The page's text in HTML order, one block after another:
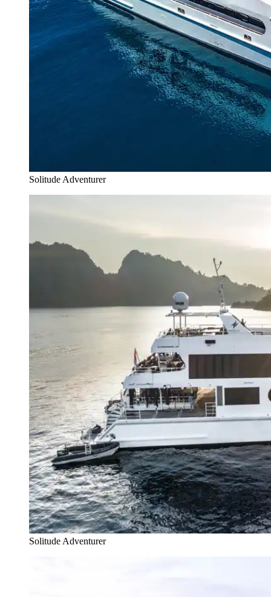
Solitude Adventurer
Solitude Adventurer